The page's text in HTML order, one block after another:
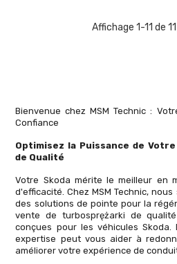
Affichage 1-11 de
Bienvenue chez MSM Technic :
Confiance
Optimisez la Puissance de
de Qualité
Votre Skoda mérite le meilleur en
d'efficacité. Chez MSM Technic,
des solutions de pointe pour la
vente de turbosprężarki de
conçues pour les véhicules Skoda.
expertise peut vous aider à
améliorer votre expérience de